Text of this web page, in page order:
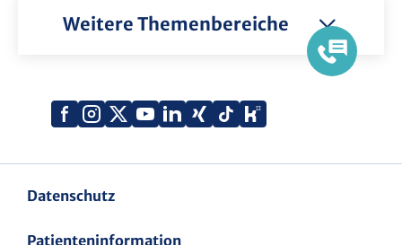
Weitere Themenbereiche
Facebook
Instagram
X
YouTube
LinkedIn
Xing TiktokKununu
Datenschutz
Patienteninformation